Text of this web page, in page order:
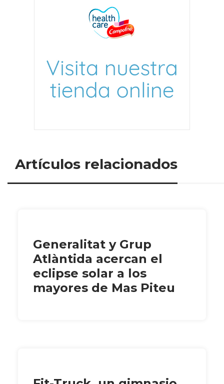
Artículos relacionados
Generalitat y Grup
Atlàntida acercan el
eclipse solar a los
mayores de Mas Piteu